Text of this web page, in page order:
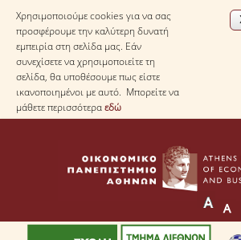
Χρησιμοποιούμε cookies για να σας
προσφέρουμε την καλύτερη δυνατή
εμπειρία στη σελίδα μας. Εάν
συνεχίσετε να χρησιμοποιείτε τη
σελίδα, θα υποθέσουμε πως είστε
ικανοποιημένοι με αυτό. Μπορείτε να
μάθετε περισσότεραεδώ